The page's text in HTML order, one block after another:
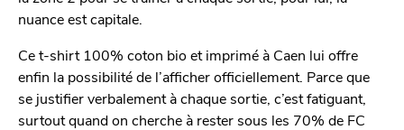
nuance est capitale.
Ce t-shirt 100% coton bio et imprimé à Caen lui offre
enfin la possibilité de l’afficher officiellement. Parce que
se justifier verbalement à chaque sortie, c’est fatiguant,
surtout quand on cherche à rester sous les 70% de FC